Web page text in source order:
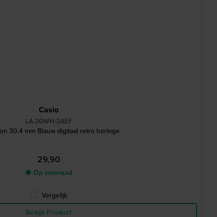
Casio
LA-20WH-2AEF
30.4 mm Blauw digitaal retro horloge
29,90
● Op voorraad
Vergelijk
Bekijk Product